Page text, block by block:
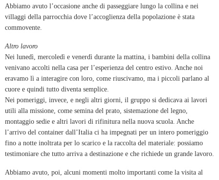
Abbiamo avuto l’occasione anche di passeggiare lungo la collina e nei
villaggi della parrocchia dove l’accoglienza della popolazione è stata
commovente.
Altro lavoro
Nei lunedì, mercoledì e venerdì durante la mattina, i bambini della collina
venivano accolti nella casa per l’esperienza del centro estivo. Anche noi
eravamo lì a interagire con loro, come riuscivamo, ma i piccoli parlano al
cuore e quindi tutto diventa semplice.
Nei pomeriggi, invece, e negli altri giorni, il gruppo si dedicava ai lavori
utili alla missione, come semina del prato, sistemazione del legno,
montaggio sedie e altri lavori di rifinitura nella nuova scuola. Anche
l’arrivo del container dall’Italia ci ha impegnati per un intero pomeriggio
fino a notte inoltrata per lo scarico e la raccolta del materiale: possiamo
testimoniare che tutto arriva a destinazione e che richiede un grande lavoro.
Abbiamo avuto, poi, alcuni momenti molto importanti come la visita al